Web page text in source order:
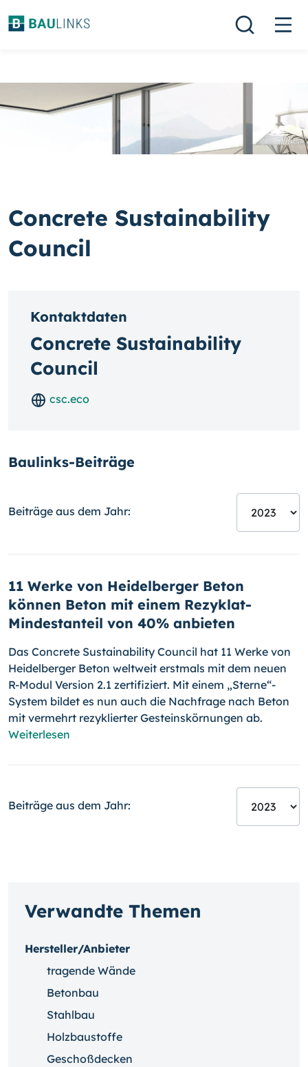
Concrete Sustainability
Council
Kontaktdaten
Concrete Sustainability
Council
csc.eco
Baulinks-Beiträge
Beiträge aus dem Jahr:
11 Werke von Heidelberger Beton
können Beton mit einem Rezyklat-
Mindestanteil von 40% anbieten
Das Concrete Sustainability Council hat 11 Werke von
Heidelberger Beton weltweit erstmals mit dem neuen
R-Modul Version 2.1 zer­ti­fi­ziert. Mit einem „Sterne“-
System bildet es nun auch die Nachfrage nach Beton
mit vermehrt rezyklierter Gesteinskörnungen ab.
Weiterlesen
Beiträge aus dem Jahr:
Verwandte Themen
Hersteller/Anbieter
tragende Wände
Betonbau
Stahlbau
Holzbaustoffe
Geschoßdecken